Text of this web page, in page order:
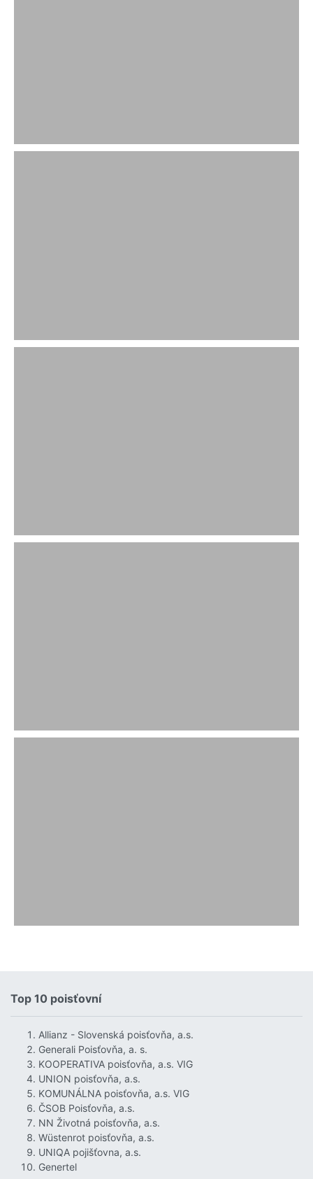
Top 10 poisťovní
Allianz - Slovenská poisťovňa, a.s.
Generali Poisťovňa, a. s.
KOOPERATIVA poisťovňa, a.s. VIG
UNION poisťovňa, a.s.
KOMUNÁLNA poisťovňa, a.s. VIG
ČSOB Poisťovňa, a.s.
NN Životná poisťovňa, a.s.
Wüstenrot poisťovňa, a.s.
UNIQA pojišťovna, a.s.
Genertel